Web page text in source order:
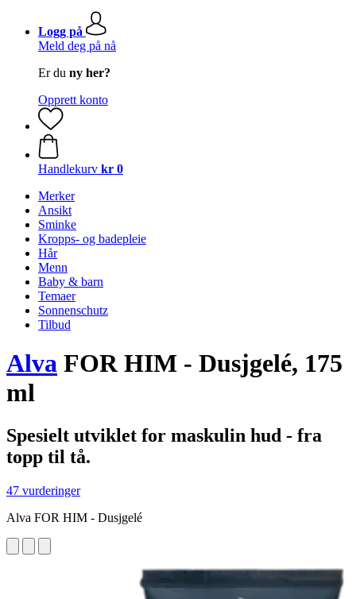
Logg på
Meld deg på nå
Er du ny her?
Opprett konto
Handlekurv kr 0
Merker
Ansikt
Sminke
Kropps- og badepleie
Hår
Menn
Baby & barn
Temaer
Sonnenschutz
Tilbud
Alva FOR HIM - Dusjgelé, 175
ml
Spesielt utviklet for maskulin hud - fra
topp til tå.
47 vurderinger
Alva FOR HIM - Dusjgelé